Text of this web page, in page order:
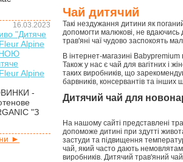
16.03.2023
"Дитяче
Alpine
Alpine
-
"З
►
Чай дитячий
Такі нездужання дитини як
допомогти малюкові, не вдаючись
трав'яні чаї чудово заспокоять
В інтернет-магазині Babypremium
Також у нас є чай для вагітних і
таких виробників, що
барвників, консервантів та
Дитячий чай для
На нашому сайті представлені
допоможе дитині при здутті
застуди та підвищення
чай, який часто дають
виробників. Дитячий трав'яний